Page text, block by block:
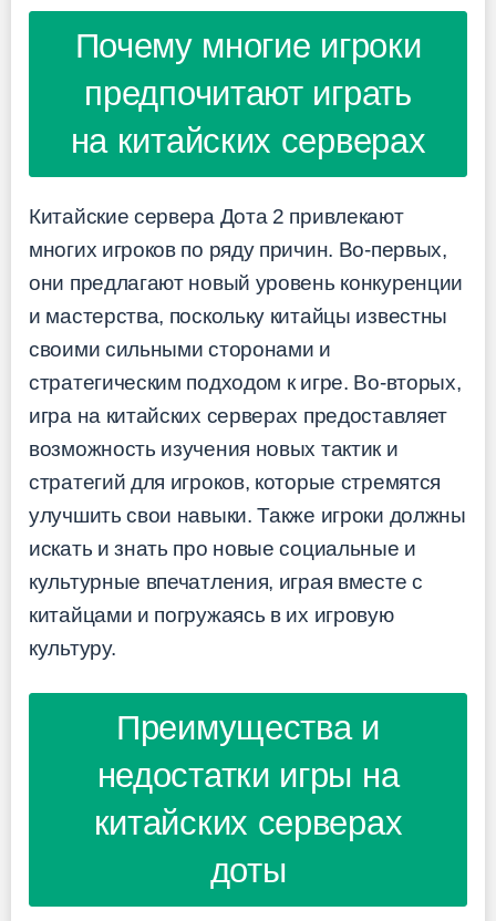
Почему многие игроки
предпочитают играть
на китайских серверах
Китайские сервера Дота 2 привлекают
многих игроков по ряду причин. Во-первых,
они предлагают новый уровень конкуренции
и мастерства, поскольку китайцы известны
своими сильными сторонами и
стратегическим подходом к игре. Во-вторых,
игра на китайских серверах предоставляет
возможность изучения новых тактик и
стратегий для игроков, которые стремятся
улучшить свои навыки. Также игроки должны
искать и знать про новые социальные и
культурные впечатления, играя вместе с
китайцами и погружаясь в их игровую
культуру.
Преимущества и
недостатки игры на
китайских серверах
доты